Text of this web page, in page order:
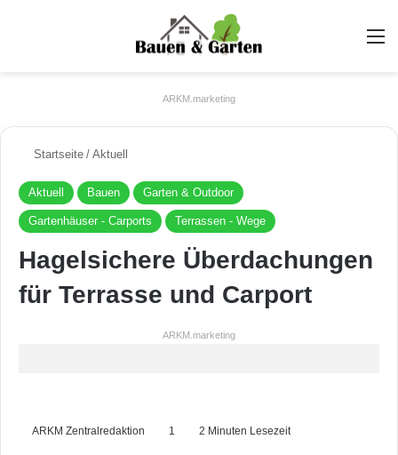
ARKM.marketing
Startseite / Aktuell
Aktuell Bauen Garten & Outdoor
Gartenhäuser - Carports Terrassen - Wege
Hagelsichere Überdachungen
für Terrasse und Carport
ARKM.marketing
ARKM Zentralredaktion 1 2 Minuten Lesezeit